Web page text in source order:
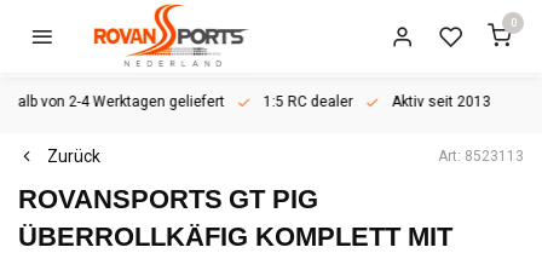
0
von 2-4 Werktagen geliefert 1:5 RC dealer Aktiv seit 2013
Zurück Art: 8523113
ROVANSPORTS GT PIG
ÜBERROLLKÄFIG KOMPLETT MIT